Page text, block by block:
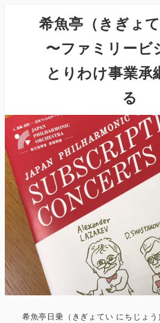
希魚亭（きぎょ
〜ファミリービ
とりわけ事業承
る
希魚亭日乗（きぎょてい にちじょ